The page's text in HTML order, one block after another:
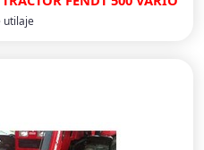
utilaje